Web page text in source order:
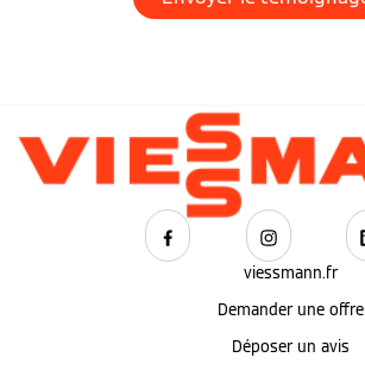
viessmann.fr
Demander une offre
Déposer un avis